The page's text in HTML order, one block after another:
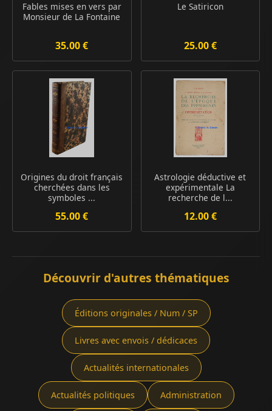
Fables mises en vers par
Monsieur de La Fontaine
35.00 €
Le Satiricon
25.00 €
Origines du droit français
cherchées dans les
symboles ...
55.00 €
Astrologie déductive et
expérimentale La
recherche de l...
12.00 €
Découvrir d'autres thématiques
Éditions originales / Num / SP
Livres avec envois / dédicaces
Actualités internationales
Actualités politiques Administration